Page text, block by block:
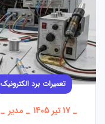
تعمیرات برد الکترونیک
_17 تیر 1405 _ مدیر _